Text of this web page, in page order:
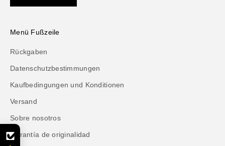
Menü Fußzeile
Rückgaben
Datenschutzbestimmungen
Kaufbedingungen und Konditionen
Versand
Sobre nosotros
Garantía de originalidad